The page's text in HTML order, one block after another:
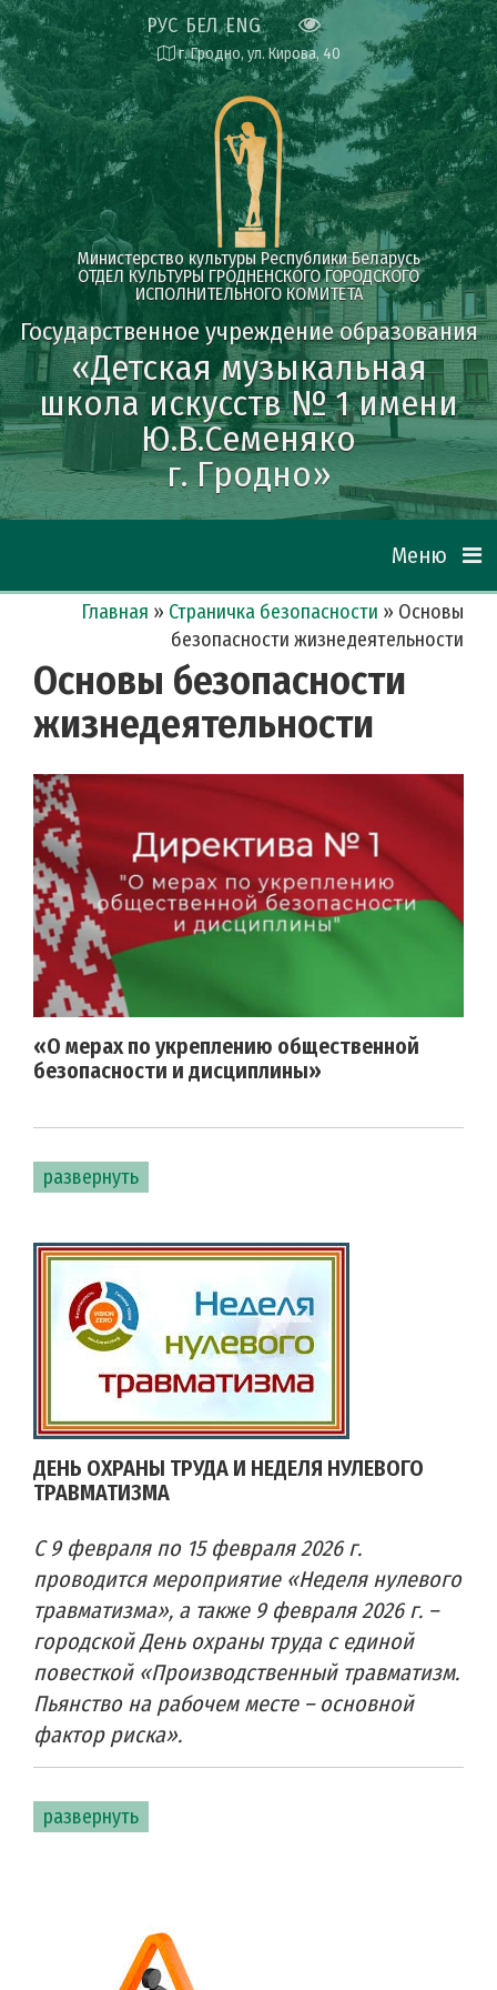
РУС БЕЛ ENG
г. Гродно, ул. Кирова, 40
Министерство культуры Республики Беларусь
ОТДЕЛ КУЛЬТУРЫ ГРОДНЕНСКОГО ГОРОДСКОГО
ИСПОЛНИТЕЛЬНОГО КОМИТЕТА
Государственное учреждение образования
«Детская музыкальная
школа искусств № 1 имени
Ю.В.Семеняко
г. Гродно»
Меню
Главная » Страничка безопасности » Основы
безопасности жизнедеятельности
Основы безопасности
жизнедеятельности
«О мерах по укреплению общественной
безопасности и дисциплины»
развернуть
ДЕНЬ ОХРАНЫ ТРУДА И НЕДЕЛЯ НУЛЕВОГО
ТРАВМАТИЗМА
С 9 февраля по 15 февраля 2026 г.
проводится мероприятие «Неделя нулевого
травматизма», а также 9 февраля 2026 г. –
городской День охраны труда с единой
повесткой «Производственный травматизм.
Пьянство на рабочем месте – основной
фактор риска».
развернуть